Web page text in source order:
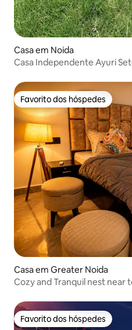
Casa em Noida
Casa Independente Ayuri
Favorito dos hóspedes
Favorito dos hóspedes
Casa em Greater Noida
Cozy and Tranquil nest near
Favorito dos hóspedes
Favorito dos hóspedes